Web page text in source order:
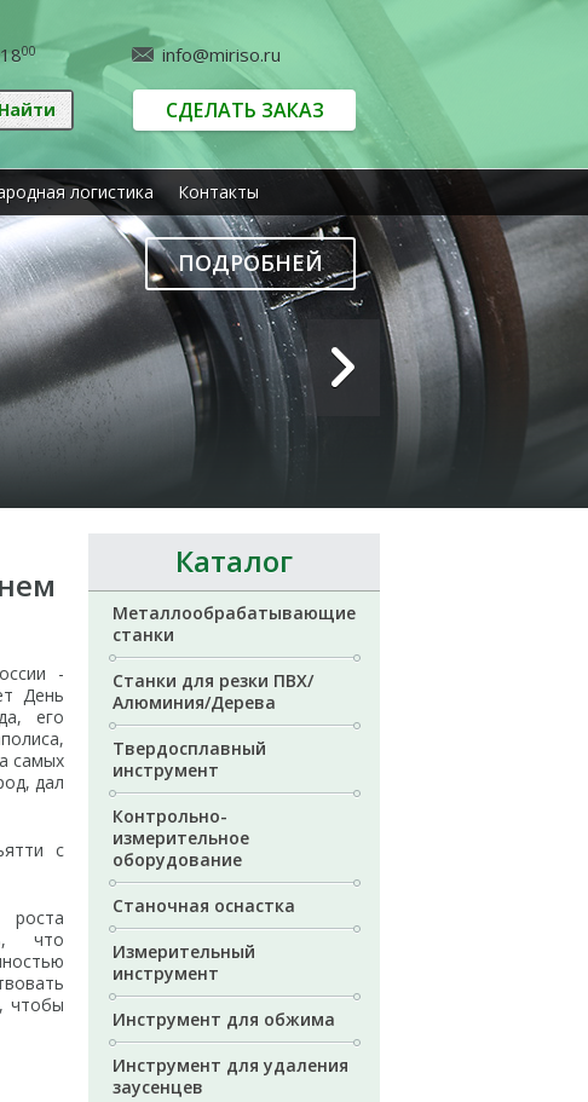
00 info@miriso.ru
СДЕЛАТЬ ЗАКАЗ
логистика Контакты
ПОДРОБНЕЙ
-
День
его
самых
дал
с
что
чтобы
Каталог
Металлообрабатывающие
станки
Станки для резки ПВХ/
Алюминия/Дерева
Твердосплавный
инструмент
Контрольно-
измерительное
оборудование
Станочная оснастка
Измерительный
инструмент
Инструмент для обжима
Инструмент для удаления
заусенцев